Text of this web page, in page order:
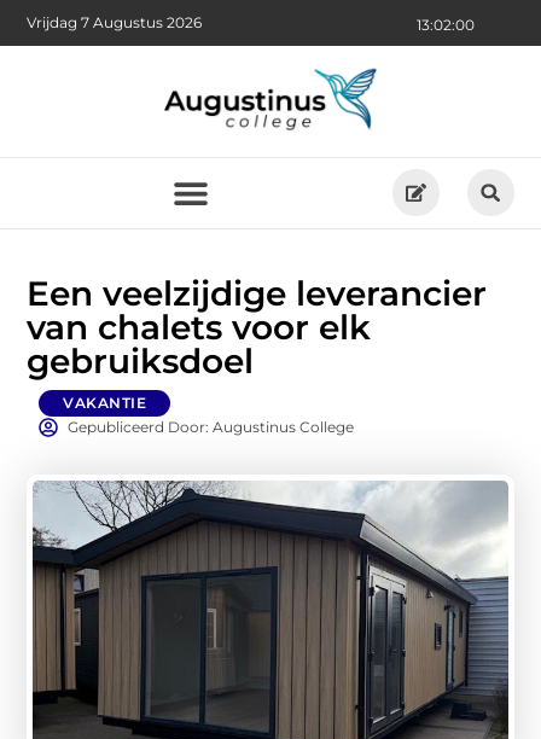
13:02:01
Vrijdag 7 Augustus 2026
Een veelzijdige leverancier
van chalets voor elk
gebruiksdoel
VAKANTIE
Gepubliceerd Door: Augustinus College